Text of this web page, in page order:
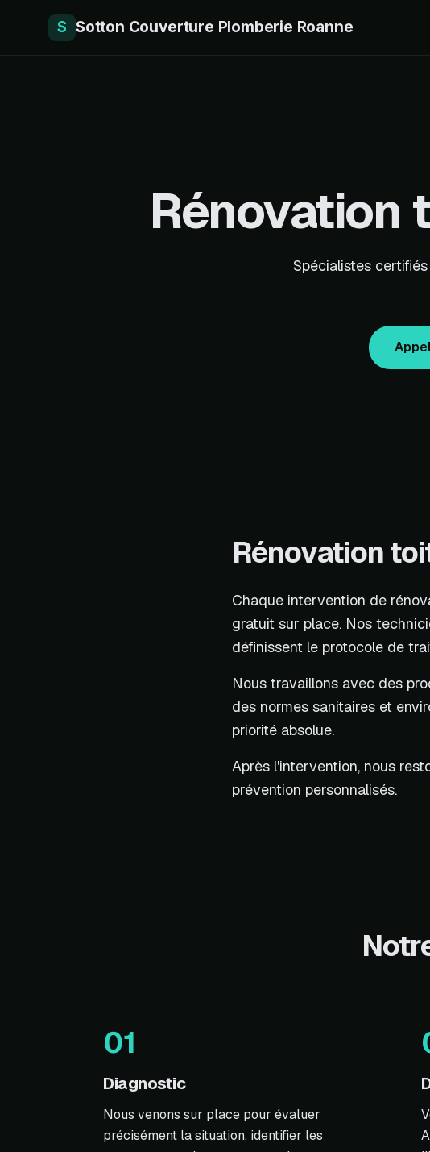
S Sotton Couverture Plomberie Roanne
Rénovation
Spécialistes
Rénovation
Chaque intervention de
gratuit sur place. Nos
définissent le protocole de
Nous travaillons avec des
des normes sanitaires et
priorité absolue.
Après l'intervention, nous
prévention personnalisés.
01
Diagnostic
Nous venons sur place pour évaluer
précisément la situation, identifier les